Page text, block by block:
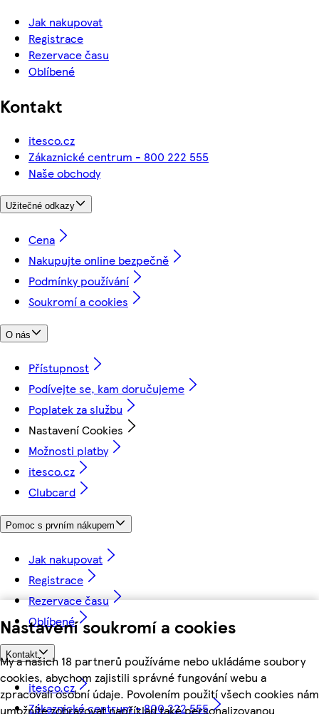
Nastavení soukromí a cookies
My a našich 18 partnerů používáme nebo ukládáme soubory
cookies, abychom zajistili správné fungování webu a
zpracovali osobní údaje. Povolením použití všech cookies nám
umožníte zobrazovat například také personalizovanou
Jak nakupovat
Registrace
Rezervace času
Oblíbené
Kontakt
itesco.cz
Zákaznické centrum - 800 222 555
Naše obchody
Užitečné odkazy
Cena
Nakupujte online bezpečně
Podmínky používání
Soukromí a cookies
O nás
Přístupnost
Podívejte se, kam doručujeme
Poplatek za službu
Nastavení Cookies
Možnosti platby
itesco.cz
Clubcard
Pomoc s prvním nákupem
Jak nakupovat
Registrace
Rezervace času
Oblíbené
Kontakt
itesco.cz
Zákaznické centrum - 800 222 555